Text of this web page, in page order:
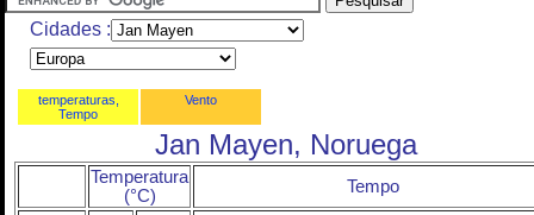
Cidades :
temperaturas,
Tempo
Vento
Jan Mayen, Noruega
Temperatura
(°C)
Tempo